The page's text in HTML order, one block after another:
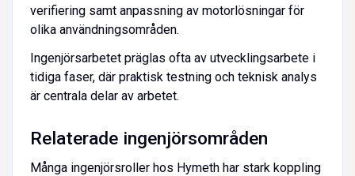
verifiering samt anpassning av motorlösningar för
olika användningsområden.
Ingenjörsarbetet präglas ofta av utvecklingsarbete i
tidiga faser, där praktisk testning och teknisk analys
är centrala delar av arbetet.
Relaterade ingenjörsområden
Många ingenjörsroller hos Hymeth har stark koppling